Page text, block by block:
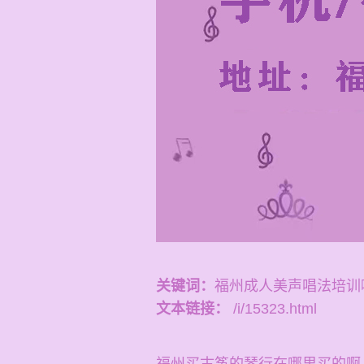
关键词： 福州成人美声唱法培
文本链接：
/i/15323.html